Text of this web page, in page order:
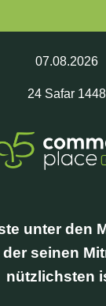
07.08.2026
24 Safar 1448
unter den
seinen
nützlichsten